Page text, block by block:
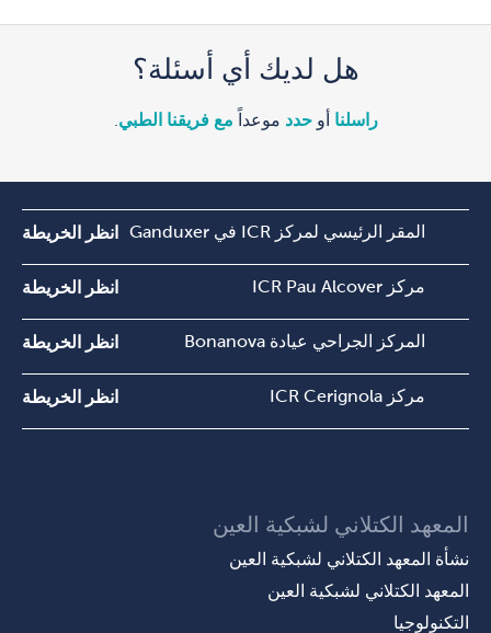
هل لديك أي أسئلة؟
راسلنا أوحدد موعداً مع فريقنا الطبي
المقر الرئيسي لمركز ICR في Ganduxer انظر الخريطة
مركز ICR Pau Alcover انظر الخريطة
المركز الجراحي عيادة Bonanova انظر الخريطة
مركز ICR Cerignola انظر الخريطة
المعهد الكتلاني لشبكية العين
نشأة المعهد الكتلاني لشبكية العين
المعهد الكتلاني لشبكية العين
التكنولوجيا